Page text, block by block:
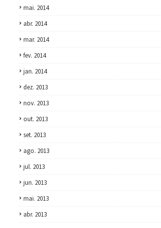
mai. 2014
abr. 2014
mar. 2014
fev. 2014
jan. 2014
dez. 2013
nov. 2013
out. 2013
set. 2013
ago. 2013
jul. 2013
jun. 2013
mai. 2013
abr. 2013